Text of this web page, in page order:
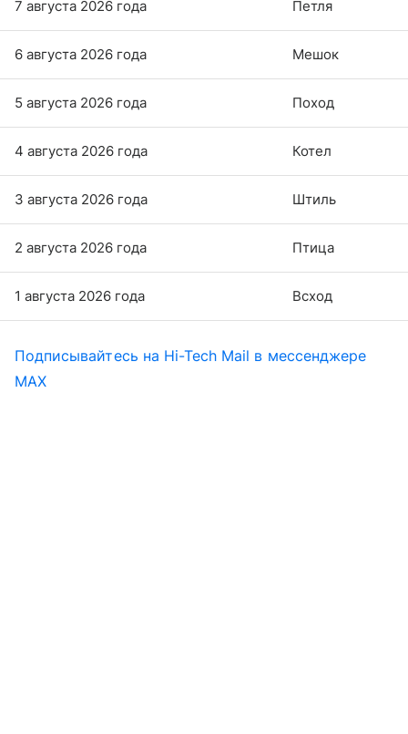
7 августа 2026 года Петля
6 августа 2026 года Мешок
5 августа 2026 года Поход
4 августа 2026 года Котел
3 августа 2026 года Штиль
2 августа 2026 года Птица
1 августа 2026 года Всход
Подписывайтесь на Hi-Tech Mail в мессенджере
MAX